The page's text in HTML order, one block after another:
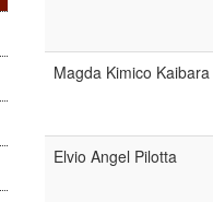
Magda Kimico Kaibara
Elvio Angel Pilotta